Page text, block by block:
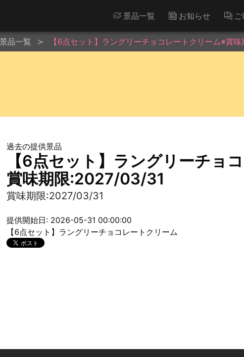
景品一覧 お知らせ
品一覧 【6点セット】ラングリーチョコレートクリーム※賞
過去の提供景品
【6点セット】ラングリーチョ
賞味期限:2027/03/31
賞味期限:2027/03/31
提供開始日: 2026-05-31 00:00:00
【6点セット】ラングリーチョコレートクリーム